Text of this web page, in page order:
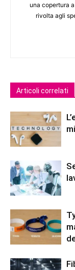
una copertura
rivolta agli
Articoli correlati